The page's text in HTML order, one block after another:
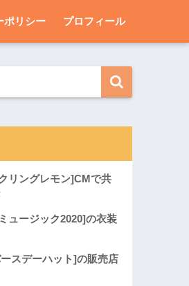
ポリシー プロフィール
リングレモン]CMで共
ュージック2020]の衣装
スデーハット]の販売店